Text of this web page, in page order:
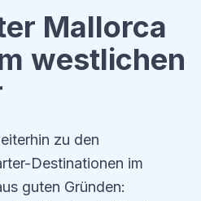
Mallorca
westlichen
zu den
Destinationen im
guten Gründen: